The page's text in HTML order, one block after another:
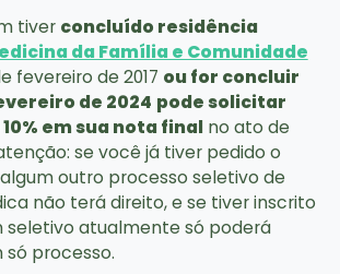
tiver concluído residência
da Família e Comunidade
fevereiro de 2017 ou for concluir
de 2024 pode solicitar
em sua nota finalno ato de
se você já tiver pedido o
outro processo seletivo de
não terá direito, e se tiver inscrito
seletivo atualmente só poderá
processo.